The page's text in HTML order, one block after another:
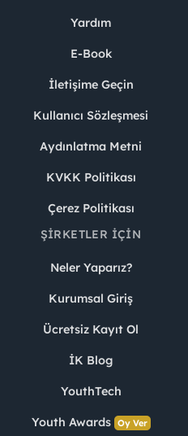
Yardım
E-Book
İletişime Geçin
Kullanıcı Sözleşmesi
Aydınlatma Metni
KVKK Politikası
Çerez Politikası
ŞIRKETLER İÇIN
Neler Yaparız?
Kurumsal Giriş
Ücretsiz Kayıt Ol
İK Blog
YouthTech
Youth Awards Oy Ver